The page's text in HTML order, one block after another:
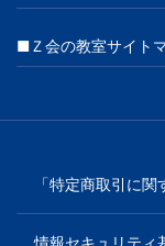
■Ｚ会の教室サイト
「特定商取引に